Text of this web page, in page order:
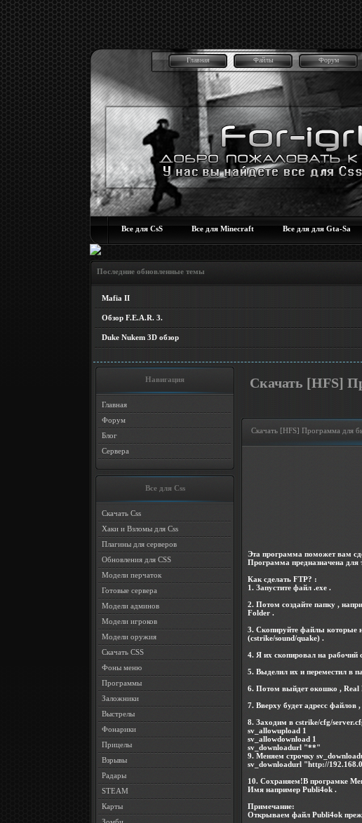
Главная Файлы Форум
Все для CsS Все для Minecraft Все для для Gta-Sa
Последние обновленные темы
Mafia II
Обзор F.E.A.R. 3.
Duke Nukem 3D обзор
Навигация
Главная
Форум
Блог
Сервера
Все для Css
Скачать Css
Хаки и Взломы для Css
Плагины для серверов
Обновления для CSS
Модели перчаток
Готовые сервера
Модели админов
Модели игроков
Модели оружия
Скачать CSS
Фоны меню
Программы
Заложники
Выстрелы
Фонарики
Прицелы
Взрывы
Радары
STEAM
Карты
Скачать [HFS]
Скачать [HFS] Программа для
Эта программа поможет вам
Программа предназначена для
Как сделать FTP? :
1. Запустите файл .exe .
2. Потом создайте папку ,
Folder .
3. Скопируйте файлы которые
(cstrike/sound/quake) .
4. Я их скопировал на рабочий
5. Выделил их и переместил в
6. Потом выйдет окошко ,
7. Вверху будет адресс
8. Заходим в cstrike/cfg/
sv_allowupload 1
sv_allowdownload 1
sv_downloadurl "**"
9. Меняем строчку
sv_downloadurl "http://
10. Сохраняем!В програмке
Имя например Publi4ok .
Примечание:
Открываем файл Publi4ok